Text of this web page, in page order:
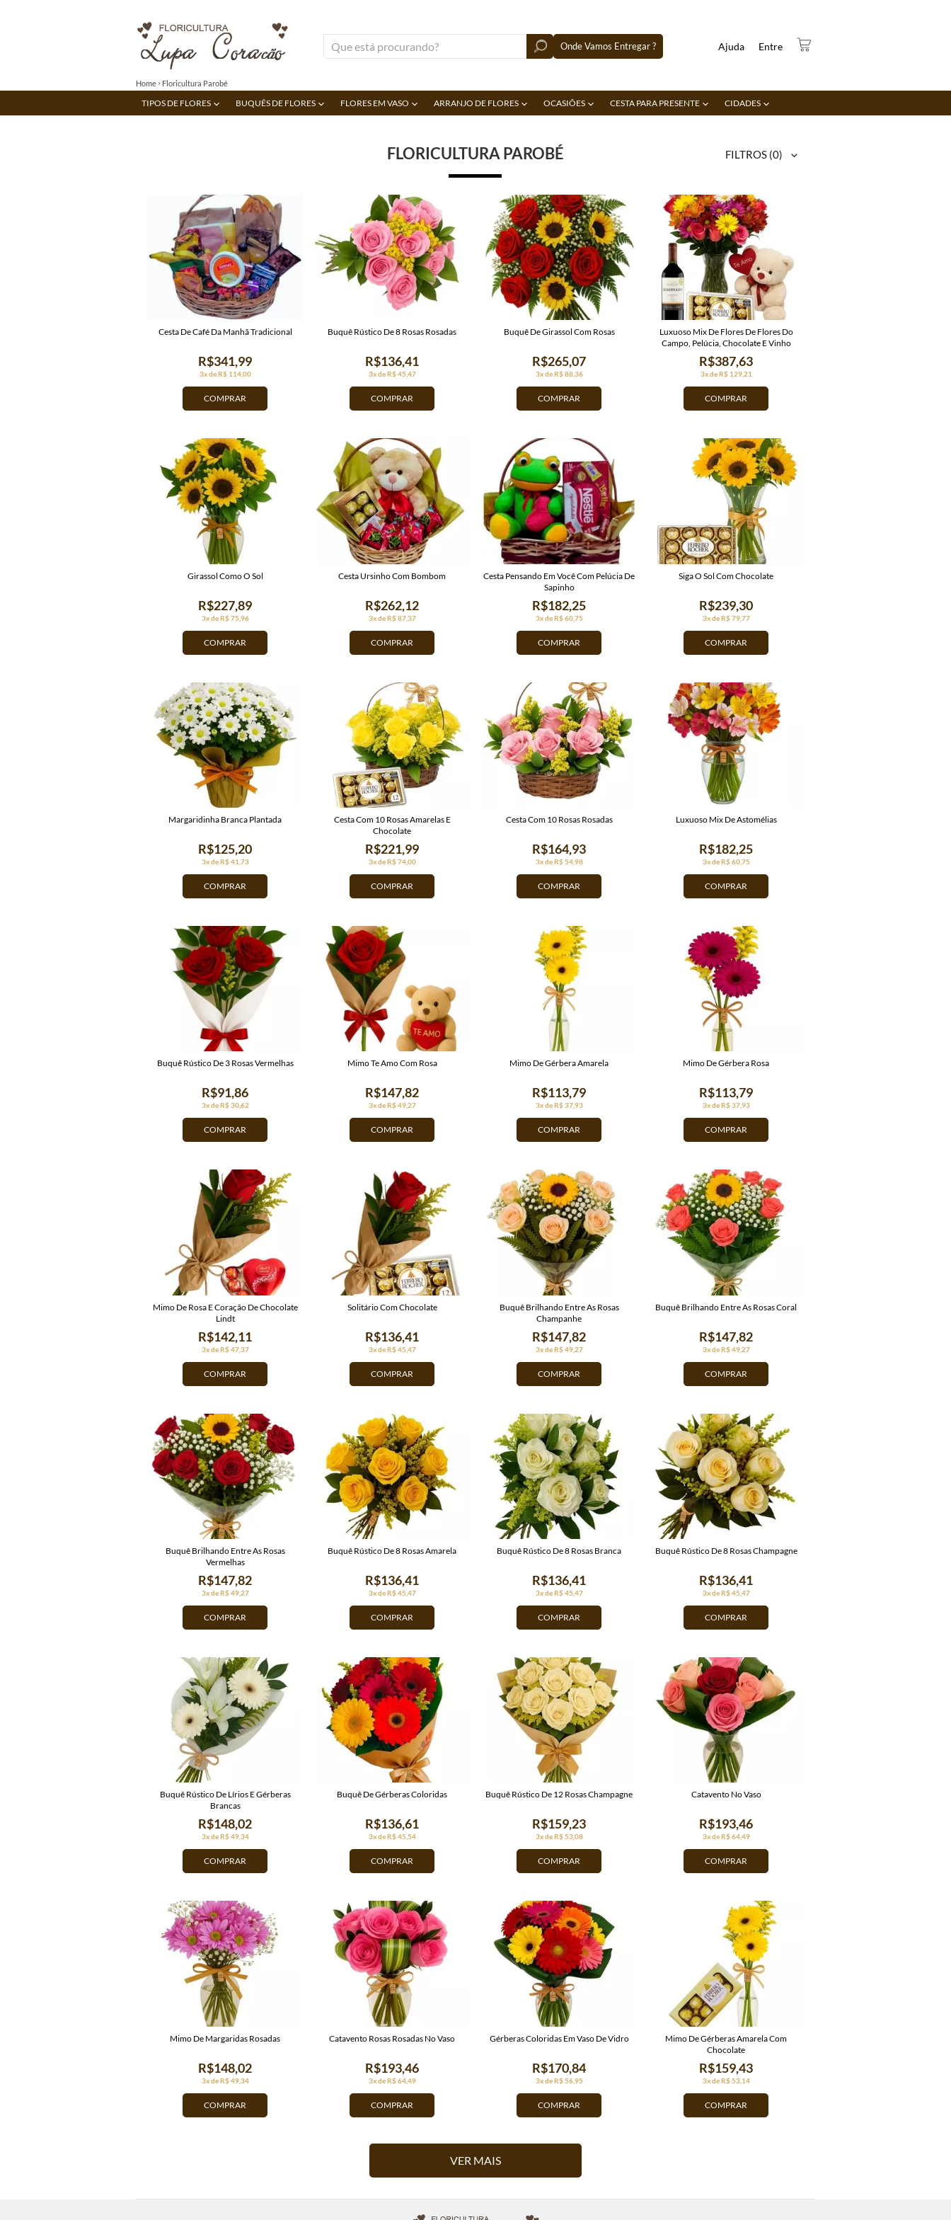
Onde Vamos Entregar ? Entre
Ajuda
TIPOS DE FLORES BUQUÊS DE FLORES FLORES EM VASO ARRANJO DE FLORES OCASIÕES CESTA PARA PRESENTE CIDADES
Home Floricultura Parobé
FLORICULTURA PAROBÉ FILTROS (0)
COMPRAR
3x de R$ 114,00
R$341,99
Cesta De Café Da Manhã Tradicional
COMPRAR
3x de R$ 45,47
R$136,41
Buquê Rústico De 8 Rosas Rosadas
COMPRAR
3x de R$ 88,36
R$265,07
Buquê De Girassol Com Rosas
COMPRAR
3x de R$ 129,21
R$387,63
Luxuoso Mix De Flores De Flores Do
Campo, Pelúcia, Chocolate E Vinho
COMPRAR
3x de R$ 75,96
R$227,89
Girassol Como O Sol
COMPRAR
3x de R$ 87,37
R$262,12
Cesta Ursinho Com Bombom
COMPRAR
3x de R$ 60,75
R$182,25
Cesta Pensando Em Você Com Pelúcia De
Sapinho
COMPRAR
3x de R$ 79,77
R$239,30
Siga O Sol Com Chocolate
COMPRAR
3x de R$ 41,73
R$125,20
Margaridinha Branca Plantada
COMPRAR
3x de R$ 74,00
R$221,99
Cesta Com 10 Rosas Amarelas E
Chocolate
COMPRAR
3x de R$ 54,98
R$164,93
Cesta Com 10 Rosas Rosadas
COMPRAR
3x de R$ 60,75
R$182,25
Luxuoso Mix De Astomélias
COMPRAR
3x de R$ 30,62
R$91,86
Buquê Rústico De 3 Rosas Vermelhas
COMPRAR
3x de R$ 49,27
R$147,82
Mimo Te Amo Com Rosa
COMPRAR
3x de R$ 37,93
R$113,79
Mimo De Gérbera Amarela
COMPRAR
3x de R$ 37,93
R$113,79
Mimo De Gérbera Rosa
COMPRAR
3x de R$ 47,37
R$142,11
Mimo De Rosa E Coração De Chocolate
Lindt
COMPRAR
3x de R$ 45,47
R$136,41
Solitário Com Chocolate
COMPRAR
3x de R$ 49,27
R$147,82
Buquê Brilhando Entre As Rosas
Champanhe
COMPRAR
3x de R$ 49,27
R$147,82
Buquê Brilhando Entre As Rosas Coral
COMPRAR
3x de R$ 49,27
R$147,82
Buquê Brilhando Entre As Rosas
Vermelhas
COMPRAR
3x de R$ 45,47
R$136,41
Buquê Rústico De 8 Rosas Amarela
COMPRAR
3x de R$ 45,47
R$136,41
Buquê Rústico De 8 Rosas Branca
COMPRAR
3x de R$ 45,47
R$136,41
Buquê Rústico De 8 Rosas Champagne
COMPRAR
3x de R$ 49,34
R$148,02
Buquê Rústico De Lírios E Gérberas
Brancas
COMPRAR
3x de R$ 45,54
R$136,61
Buquê De Gérberas Coloridas
COMPRAR
3x de R$ 53,08
R$159,23
Buquê Rústico De 12 Rosas Champagne
COMPRAR
3x de R$ 64,49
R$193,46
Catavento No Vaso
COMPRAR
3x de R$ 49,34
R$148,02
Mimo De Margaridas Rosadas
COMPRAR
3x de R$ 64,49
R$193,46
Catavento Rosas Rosadas No Vaso
COMPRAR
3x de R$ 56,95
R$170,84
Gérberas Coloridas Em Vaso De Vidro
COMPRAR
3x de R$ 53,14
R$159,43
Mimo De Gérberas Amarela Com
Chocolate
VER MAIS